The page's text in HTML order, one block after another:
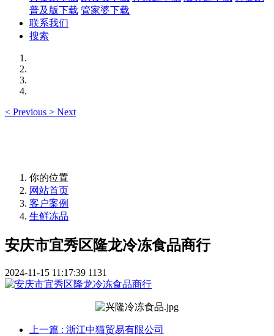
普及版下载 管家婆下载
联系我们
搜索
< Previous > Next
你的位置
网站首页
客户案例
生鲜冻品
安庆市宜秀区隆龙冷冻食品商行
2024-11-15 11:17:39 1131
上一篇 : 浙江中猫贸易有限公司